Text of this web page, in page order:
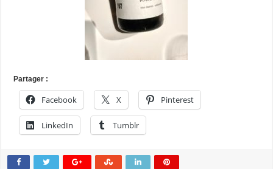
Partager :
Facebook X Pinterest
LinkedIn Tumblr